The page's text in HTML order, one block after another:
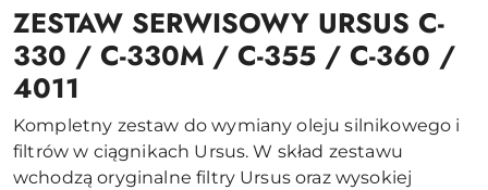
ZESTAW SERWISOWY URSUS C-
330 / C-330M / C-355 / C-360 /
4011
Kompletny zestaw do wymiany oleju silnikowego i
filtrów w ciągnikach Ursus. W skład zestawu
wchodzą oryginalne filtry Ursus oraz wysokiej